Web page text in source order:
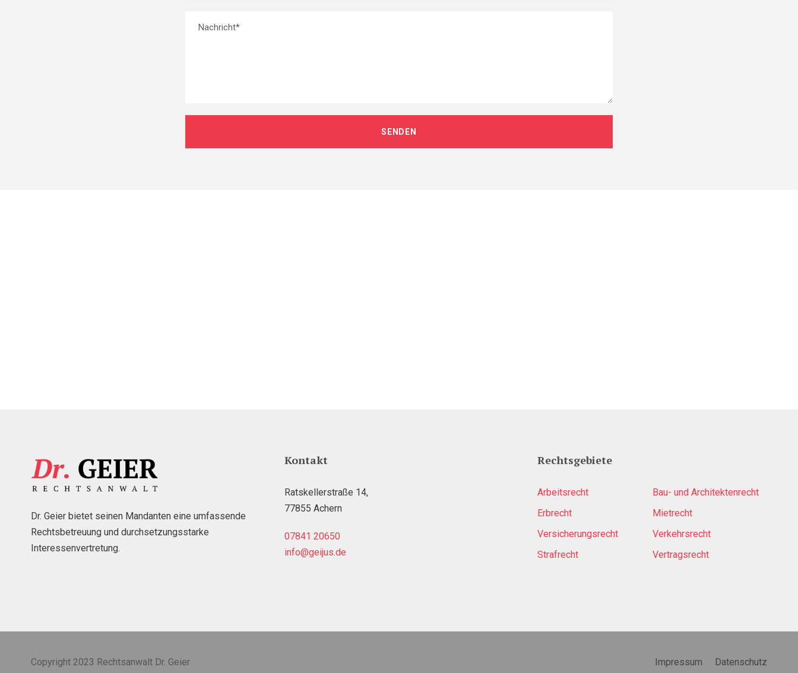
Dr. Geier bietet seinen Mandanten eine umfassende
Rechtsbetreuung und durchsetzungsstarke
Interessenvertretung.
Kontakt
Ratskellerstraße 14,
77855 Achern
07841 20650
info@geijus.de
Rechtsgebiete
Arbeitsrecht
Bau- und Architektenrecht
Erbrecht
Mietrecht
Versicherungsrecht
Verkehrsrecht
Strafrecht
Vertragsrecht
Copyright 2023 Rechtsanwalt Dr. Geier Impressum Datenschutz